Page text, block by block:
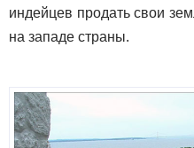
индейцев продать свои
на западе страны.